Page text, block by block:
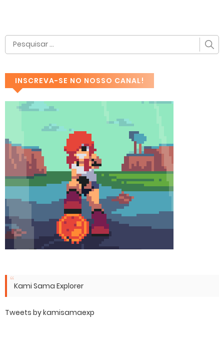
INSCREVA-SE NO NOSSO CANAL!
Kami Sama Explorer
Tweets by kamisamaexp